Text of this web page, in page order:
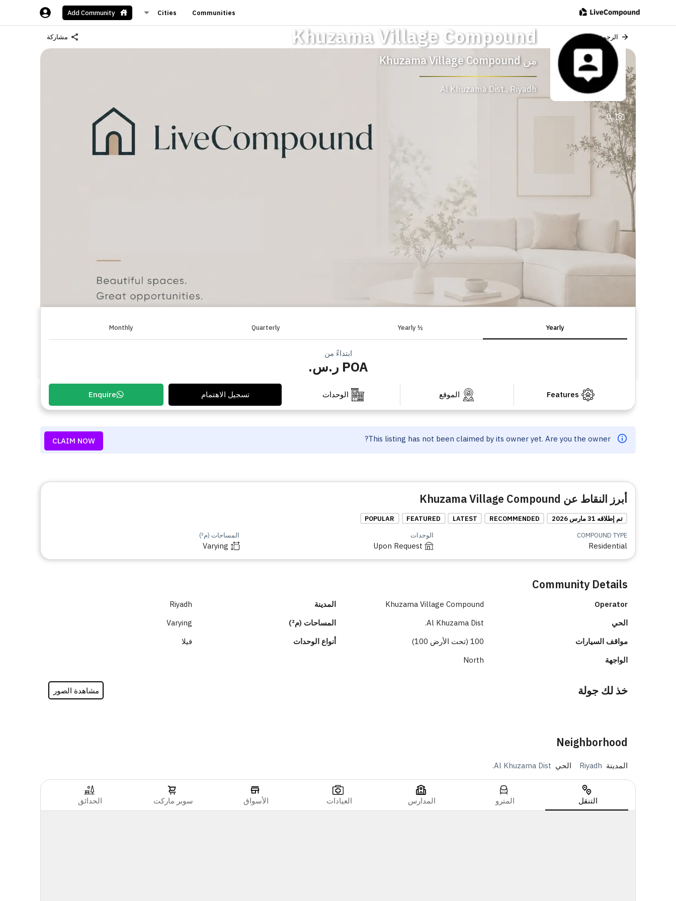
Communities
Cities
Add Community
الرجوع مشاركة Khuzama Village Compound
من Khuzama Village Compound
Al Khuzama Dist., Riyadh
0
Yearly
½ Yearly
Quarterly
Monthly
ابتداءً من
POA ر.س.
Features الموقع الوحدات تسجيل الاهتمام Enquire
This listing has not been claimed by its owner yet. Are you the owner?
CLAIM NOW
أبرز النقاط عن Khuzama Village Compound
تم إطلاقه 31 مارس 2026 RECOMMENDED
LATEST
FEATURED
POPULAR
COMPOUND TYPE
Residential
الوحدات
Upon Request
المساحات (م²)
Varying
Community Details
Operator
Khuzama Village Compound المدينة
Riyadh
الحي
Al Khuzama Dist. المساحات (م²)
Varying
مواقف السيارات
100 (تحت الأرض 100) أنواع الوحدات
فيلا
الواجهة
North
خذ لك جولة مشاهدة الصور
Neighborhood
المدينة Riyadh الحي Al Khuzama Dist.
التنقل المترو المدارس العيادات الأسواق سوبر ماركت الحدائق